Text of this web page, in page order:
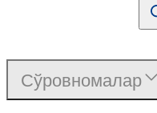
Сўровномалар